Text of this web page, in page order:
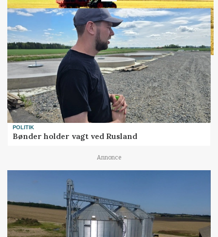
POLITIK
Bønder holder vagt ved Rusland
Annonce